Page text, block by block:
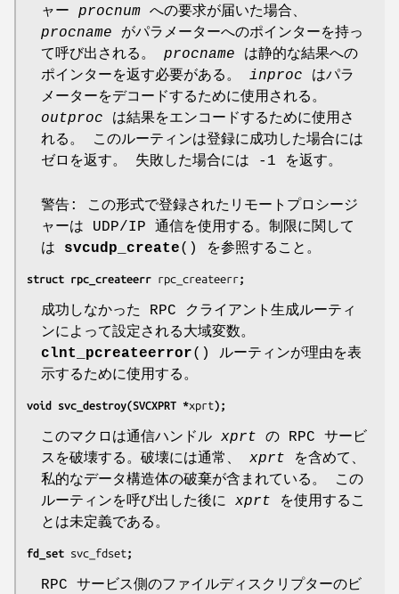
ャー procnum への要求が届いた場合、
procname がパラメーターへのポインターを持っ
て呼び出される。 procname は静的な結果への
ポインターを返す必要がある。 inproc はパラ
メーターをデコードするために使用される。
outproc は結果をエンコードするために使用さ
れる。 このルーティンは登録に成功した場合には
ゼロを返す。 失敗した場合には -1 を返す。
警告: この形式で登録されたリモートプロシージ
ャーは UDP/IP 通信を使用する。制限に関して
は svcudp_create() を参照すること。
struct rpc_createerr rpc_createerr;
成功しなかった RPC クライアント生成ルーティ
ンによって設定される大域変数。
clnt_pcreateerror() ルーティンが理由を表
示するために使用する。
void svc_destroy(SVCXPRT *xprt);
このマクロは通信ハンドル xprt の RPC サービ
スを破壊する。破壊には通常、 xprt を含めて、
私的なデータ構造体の破棄が含まれている。 この
ルーティンを呼び出した後に xprt を使用するこ
とは未定義である。
fd_set svc_fdset;
RPC サービス側のファイルディスクリプターのビ